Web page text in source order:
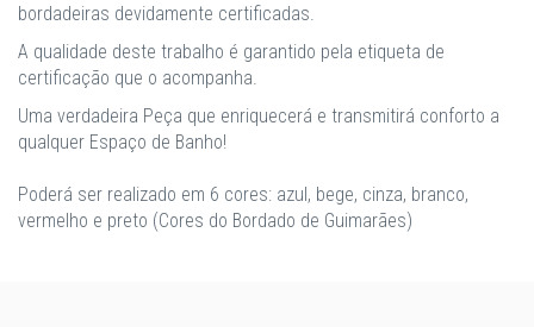
bordadeiras devidamente certificadas.
A qualidade deste trabalho é garantido pela etiqueta de
certificação que o acompanha.
Uma verdadeira Peça que enriquecerá e transmitirá conforto a
qualquer Espaço de Banho!
​Poderá ser realizado em 6 cores: azul, bege, cinza, branco,
vermelho e preto (Cores do Bordado de Guimarães)